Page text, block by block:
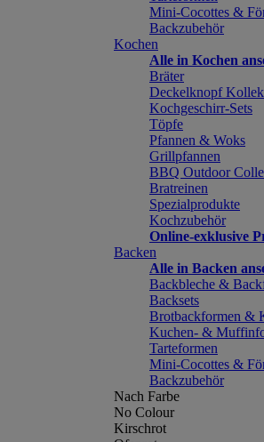
Mini-Cocottes &
Backzubehör
Kochen
Alle in Kochen
Bräter
Deckelknopf
Kochgeschirr-Sets
Töpfe
Pfannen & Woks
Grillpfannen
BBQ Outdoor
Bratreinen
Spezialprodukte
Kochzubehör
Online-exklusive
Backen
Alle in Backen
Backbleche &
Backsets
Brotbackformen &
Kuchen- &
Tarteformen
Mini-Cocottes &
Backzubehör
Nach Farbe
No Colour
Kirschrot